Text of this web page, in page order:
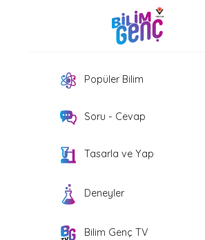
Popüler Bilim
Soru - Cevap
Tasarla ve Yap
Deneyler
Bilim Genç TV